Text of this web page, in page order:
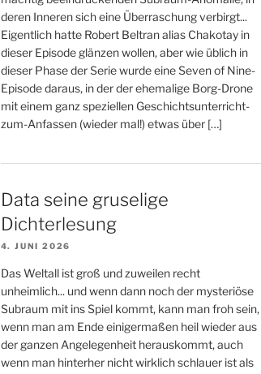
deren Inneren sich eine Überraschung verbirgt...
Eigentlich hatte Robert Beltran alias Chakotay in
dieser Episode glänzen wollen, aber wie üblich in
dieser Phase der Serie wurde eine Seven of Nine-
Episode daraus, in der der ehemalige Borg-Drone
mit einem ganz speziellen Geschichtsunterricht-
zum-Anfassen (wieder mal!) etwas über […]
Data seine gruselige
Dichterlesung
4. JUNI 2026
Das Weltall ist groß und zuweilen recht
unheimlich... und wenn dann noch der mysteriöse
Subraum mit ins Spiel kommt, kann man froh sein,
wenn man am Ende einigermaßen heil wieder aus
der ganzen Angelegenheit herauskommt, auch
wenn man hinterher nicht wirklich schlauer ist als